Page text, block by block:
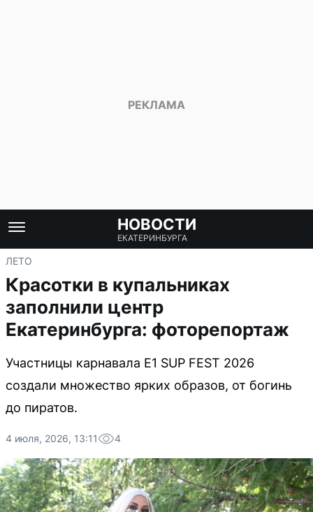
НОВОСТИ
ЕКАТЕРИНБУРГА
ЛЕТО
Красотки в купальниках
заполнили центр
Екатеринбурга: фоторепортаж
Участницы карнавала E1 SUP FEST 2026
создали множество ярких образов, от богинь
до пиратов.
4 июля, 2026, 13:11 4